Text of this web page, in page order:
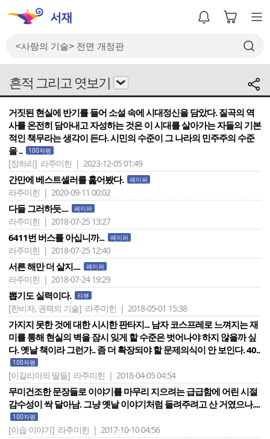
흔적 그리고 엿보기
거짓된 현실에 반기를 들어 소설 속에 시대정신을 담았다. 질곡의 역
사를 온전히 담아내고 자성하는 것은 이 시대를 살아가는 자들의 기본
적인 책무라는 생각이 든다. 시민의 수준이 그 나라의 민주주의 수준
을 ..
100자평
[장하리] 라주미힌 | 2023-12-05 01:49
간만에 베스트셀러를 훑어봤다. 페이퍼
라주미힌 | 2020-09-11 00:02
다들 그러하듯.... 페이퍼
라주미힌 | 2018-07-25 13:27
6411번 버스를 아십니까... 페이퍼
라주미힌 | 2018-07-25 12:40
서른 해만 더 살지.... 페이퍼
라주미힌 | 2018-07-24 19:29
뽑기도 실력이다. 리뷰
[한비자, 권력의 기술] 라주미힌 | 2018-05-01 15:38
가지지 못한 것에 대한 시시한 판타지... 남자 코스프레로 느껴지는 재
미를 통해 현실의 벽을 잠시 잊게 할 수준은 벗어나야 하지 않을까 싶
다. 옛날 책이라 그런가.. 좀 더 확장되야 할 문제의식이 안 보인다. 40..
100자평
[이갈리아의 딸들] 라주미힌 | 2018-04-05 04:54
무미건조한 문장들로 이야기를 마무리 지으려는 급급함에 어린 시절
감수성이 싹 달아남. 그냥 옛날 이야기처럼 들려주려고 산 거였으나....
100자평
[이솝 이야기] 라주미힌 | 2017-10-10 04:56